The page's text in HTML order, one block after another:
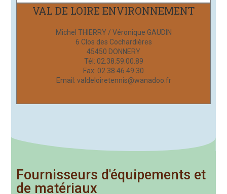
VAL DE LOIRE ENVIRONNEMENT
Michel THIERRY / Véronique GAUDIN
6 Clos des Cochardières
45450 DONNERY
Tél: 02.38.59.00.89
Fax: 02.38.46.49.30
Email: valdeloiretennis@wanadoo.fr
Fournisseurs d'équipements et
de matériaux